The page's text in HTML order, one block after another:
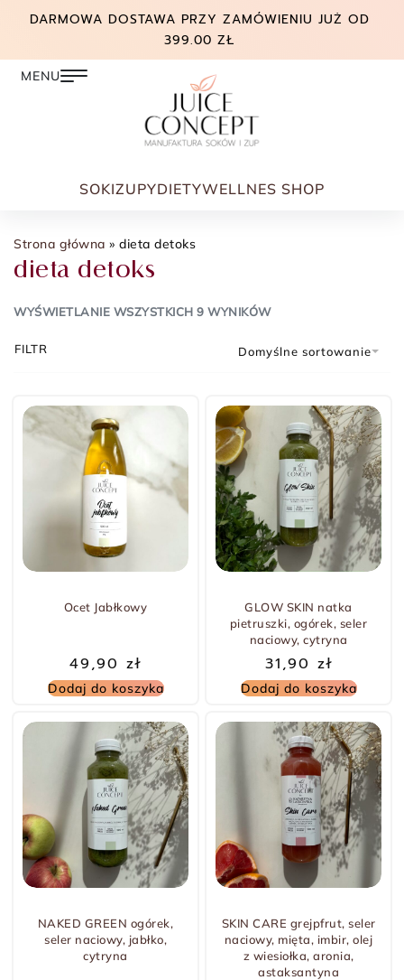
DARMOWA DOSTAWA PRZY ZAMÓWIENIU JUŻ OD
399.00 ZŁ
SOKIZUPYDIETYWELLNES SHOP
Strona główna » dieta detoks
dieta detoks
WYŚWIETLANIE WSZYSTKICH 9 WYNIKÓW
Domyślne sortowanie
FILTR
Ocet Jabłkowy
49,90 zł
Dodaj do koszyka
GLOW SKIN natka
pietruszki, ogórek, seler
naciowy, cytryna
31,90 zł
Dodaj do koszyka
NAKED GREEN ogórek,
seler naciowy, jabłko,
cytryna
SKIN CARE grejpfrut, seler
naciowy, mięta, imbir, olej
z wiesiołka, aronia,
astaksantyna